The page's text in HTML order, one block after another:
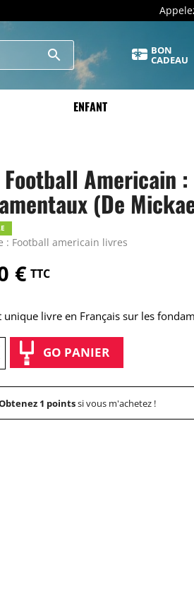
search BON
CADEAU
ENFANT
Americain :
(de
: Football americain livres
€ TTC
unique livre en Français sur les
GO PANIER
1 pointssi vous m'achetez !